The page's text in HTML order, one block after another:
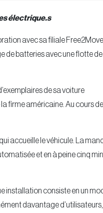
électrique.s
avec sa filiale
de batteries avec une flotte
de sa voiture
firme américaine. Au cours
accueille le véhicule. La
et en à peine cinq
installation consiste en un
davantage